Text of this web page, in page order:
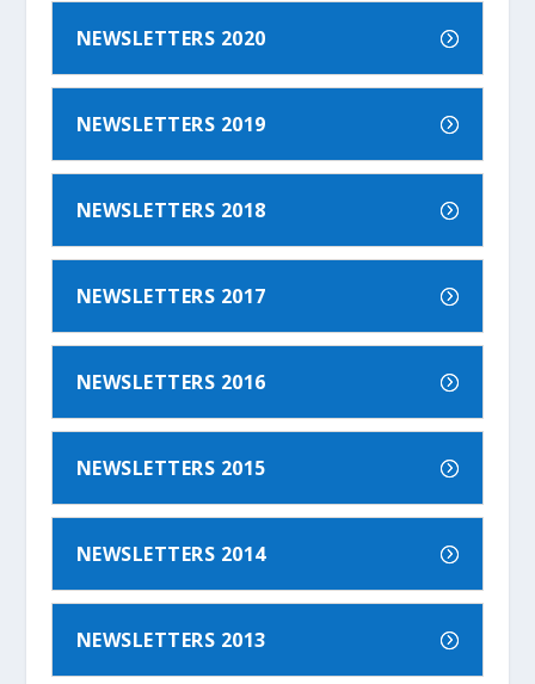
NEWSLETTERS 2020
NEWSLETTERS 2019
NEWSLETTERS 2018
NEWSLETTERS 2017
NEWSLETTERS 2016
NEWSLETTERS 2015
NEWSLETTERS 2014
NEWSLETTERS 2013